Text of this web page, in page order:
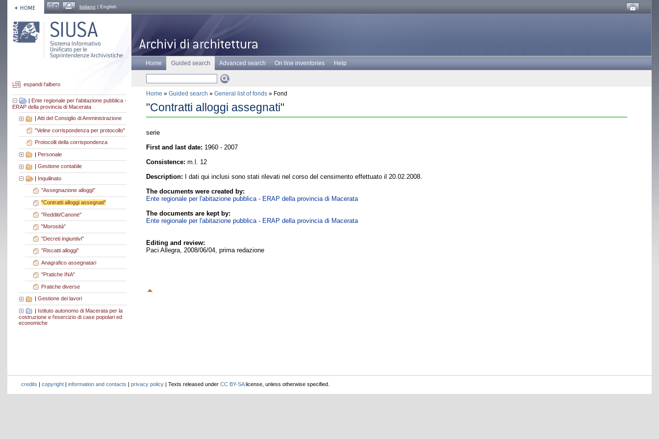
italiano | English
espandi l'albero
| Ente regionale per l'abitazione pubblica -
ERAP della provincia di Macerata
| Atti del Consiglio di Amministrazione
"Veline corrispondenza per protocollo"
Protocolli della corrispondenza
| Personale
Gestione contabile
| Inquilinato
"Assegnazione alloggi"
"Contratti alloggi assegnati"
"Redditi/Canone"
"Morosità"
"Decreti ingiuntivi"
"Riscatti alloggi"
Anagrafico assegnatari
"Pratiche INA"
Pratiche diverse
Gestione dei lavori
| Istituto autonomo di Macerata per la
costruzione e l'esercizio di case popolari ed
economiche
Home Guided search Advanced search On line inventories Help
Home » Guided search » General list of fonds » Fond
"Contratti alloggi assegnati"
serie
First and last date: 1960 - 2007
Consistence: m.l. 12
Description: I dati qui inclusi sono stati rilevati nel corso del censimento effettuato il 20.02.2008.
The documents were created by:
Ente regionale per l'abitazione pubblica - ERAP della provincia di Macerata
The documents are kept by:
Ente regionale per l'abitazione pubblica - ERAP della provincia di Macerata
Editing and review:
Paci Allegra, 2008/06/04, prima redazione
credits copyright information and contacts privacy policy | Texts released under CC BY-SAlicense, unless otherwise specified.